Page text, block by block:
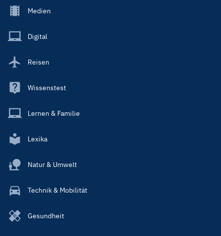
Footer
Main
Medien
Digital
Reisen
Wissenstest
Lernen & Familie
Lexika
Natur & Umwelt
Technik & Mobilität
Gesundheit